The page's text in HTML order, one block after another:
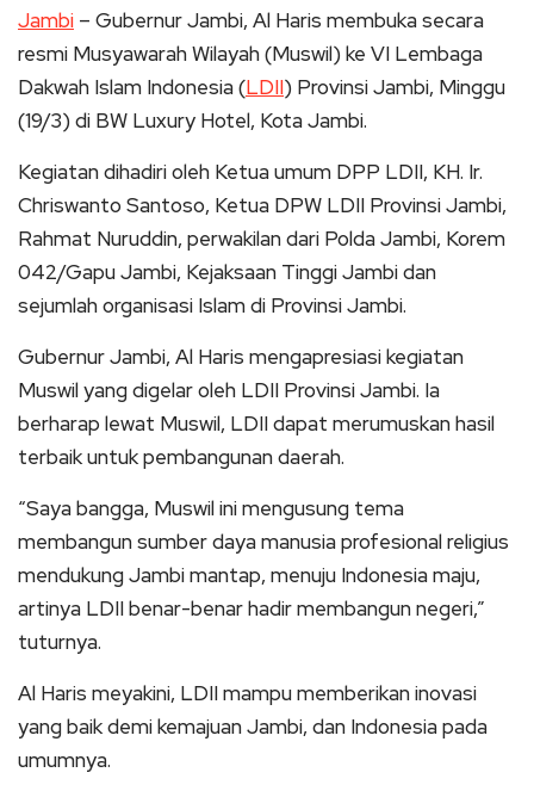
Jambi – Gubernur Jambi, Al Haris membuka secara
resmi Musyawarah Wilayah (Muswil) ke VI Lembaga
Dakwah Islam Indonesia (LDII) Provinsi Jambi, Minggu
(19/3) di BW Luxury Hotel, Kota Jambi.
Kegiatan dihadiri oleh Ketua umum DPP LDII, KH. Ir.
Chriswanto Santoso, Ketua DPW LDII Provinsi Jambi,
Rahmat Nuruddin, perwakilan dari Polda Jambi, Korem
042/Gapu Jambi, Kejaksaan Tinggi Jambi dan
sejumlah organisasi Islam di Provinsi Jambi.
Gubernur Jambi, Al Haris mengapresiasi kegiatan
Muswil yang digelar oleh LDII Provinsi Jambi. Ia
berharap lewat Muswil, LDII dapat merumuskan hasil
terbaik untuk pembangunan daerah.
“Saya bangga, Muswil ini mengusung tema
membangun sumber daya manusia profesional religius
mendukung Jambi mantap, menuju Indonesia maju,
artinya LDII benar-benar hadir membangun negeri,”
tuturnya.
Al Haris meyakini, LDII mampu memberikan inovasi
yang baik demi kemajuan Jambi, dan Indonesia pada
umumnya.